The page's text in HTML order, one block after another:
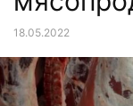
18.05.2022